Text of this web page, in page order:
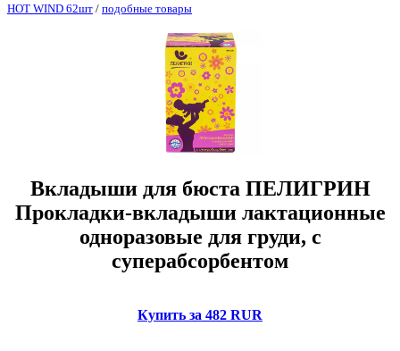
HOT WIND 62шт / подобные товары
Вкладыши для бюста ПЕЛИГРИН
Прокладки-вкладыши лактационные
одноразовые для груди, с
суперабсорбентом
Купить за 482 RUR